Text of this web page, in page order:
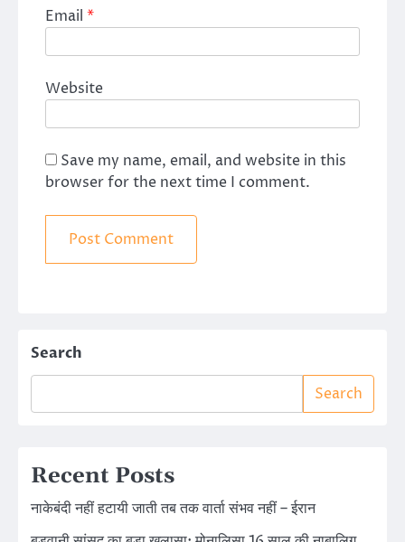
Email *
Website
Save my name, email, and website in this
browser for the next time I comment.
Search
Search
Recent Posts
नाकेबंदी नहीं हटायी जाती तब तक वार्ता संभव नहीं – ईरान